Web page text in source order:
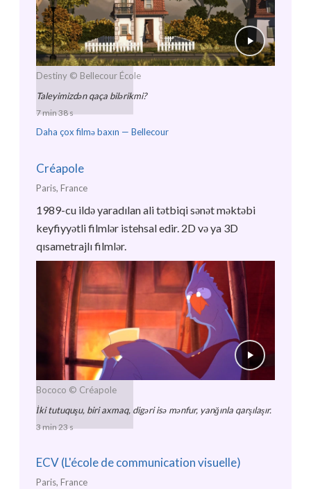
Destiny © Bellecour École
Taleyimizdən qaça bilərikmi?
7 min 38 s
Daha çox filmə baxın — Bellecour
Créapole
Paris, France
1989-cu ildə yaradılan ali tətbiqi sənət məktəbi
keyfiyyətli filmlər istehsal edir. 2D və ya 3D
qısametrajlı filmlər.
Bococo © Créapole
İki tutuquşu, biri axmaq, digəri isə mənfur, yanğınla qarşılaşır.
3 min 23 s
ECV (L'école de communication visuelle)
Paris, France